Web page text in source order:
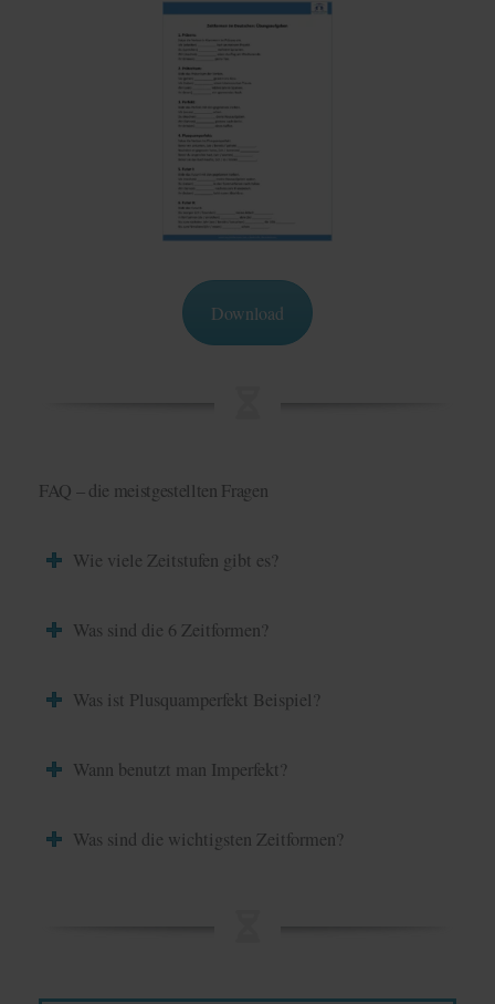
Download
FAQ – die meistgestellten Fragen
Wie viele Zeitstufen gibt es?
Was sind die 6 Zeitformen?
Was ist Plusquamperfekt Beispiel?
Wann benutzt man Imperfekt?
Was sind die wichtigsten Zeitformen?